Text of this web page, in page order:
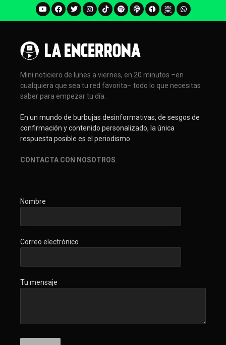
Mini noticiero de lunes a viernes, en 20 minutos –en
cualquiera que sea tu red favorita– todo lo que necesitas
saber para empezar tu día.
En un mundo de burbujas desinformativas, de sesgos de
confirmación y contenido personalizado, la única
respuesta posible es el periodismo.
CONTACTA CON NOSOTROS
Nombre
Correo electrónico
Tu mensaje